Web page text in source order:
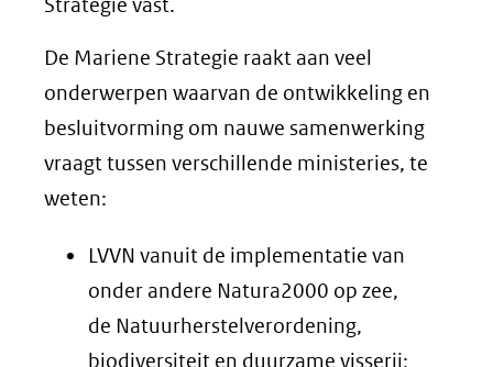
De Mariene Strategie raakt aan veel
onderwerpen waarvan de ontwikkeling en
besluitvorming om nauwe samenwerking
vraagt tussen verschillende ministeries, te
weten:
LVVN vanuit de implementatie van
onder andere Natura2000 op zee,
de Natuurherstelverordening,
biodiversiteit en duurzame visserij;